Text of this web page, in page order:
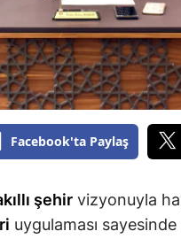
Facebook'ta Paylaş
şehir vizyonuyla
uygulaması